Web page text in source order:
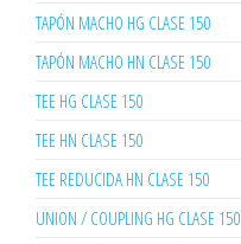
TAPÓN MACHO HG CLASE 150
TAPÓN MACHO HN CLASE 150
TEE HG CLASE 150
TEE HN CLASE 150
TEE REDUCIDA HN CLASE 150
UNION / COUPLING HG CLASE 150